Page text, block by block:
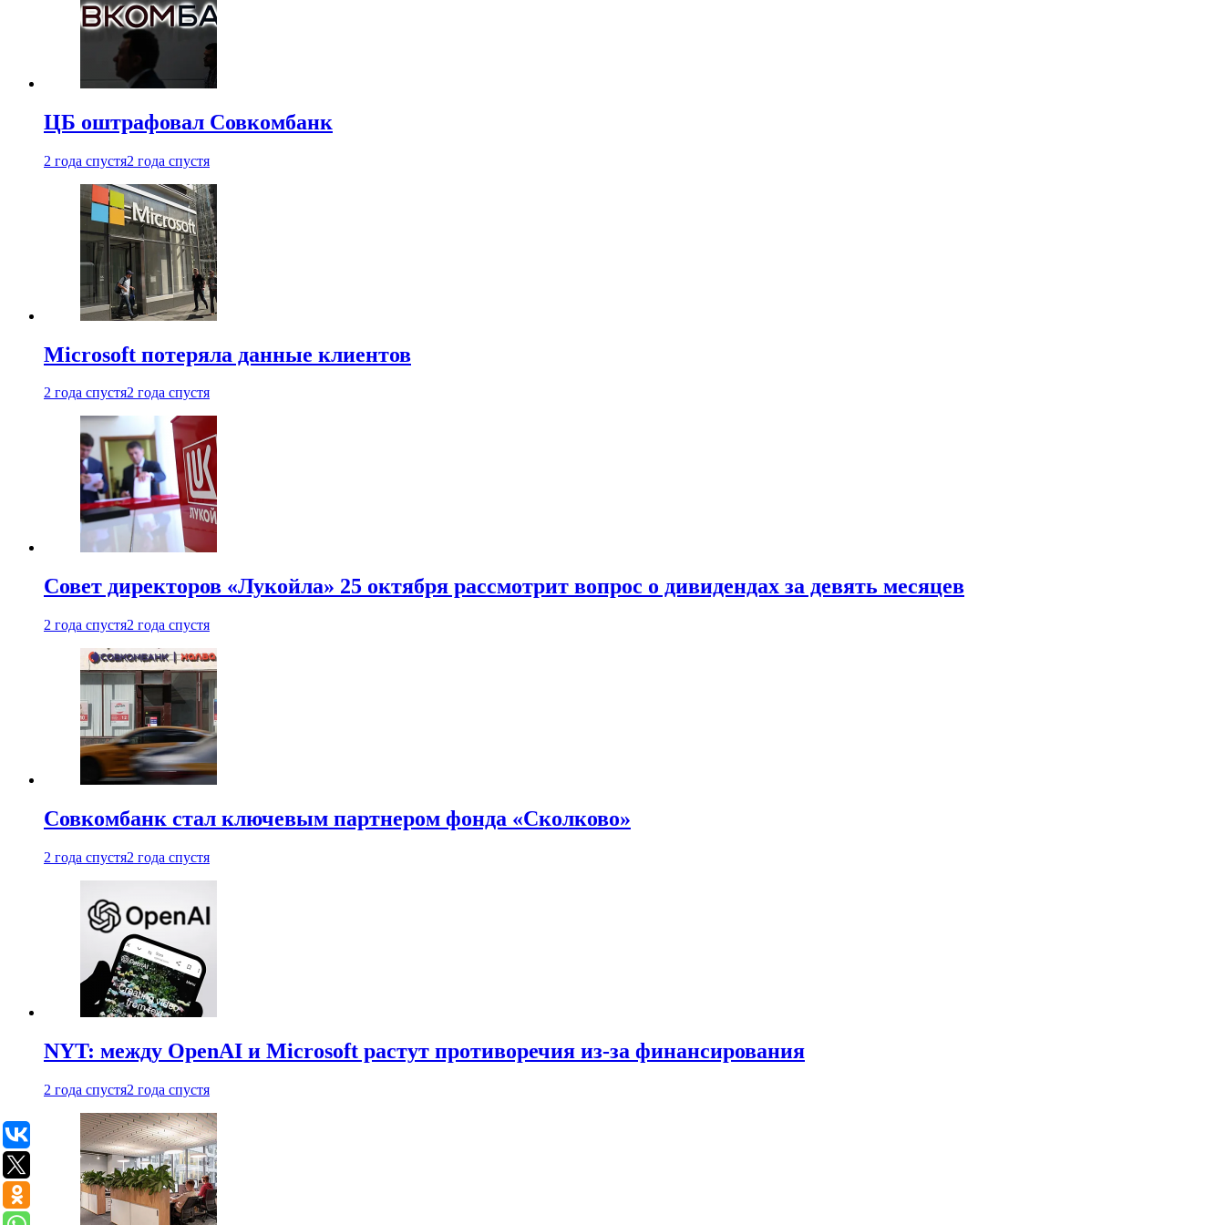
ЦБ оштрафовал Совкомбанк
2 года спустя2 года спустя
Microsoft потеряла данные клиентов
2 года спустя2 года спустя
Совет директоров «Лукойла» 25 октября рассмотрит вопрос о дивидендах за девять месяцев
2 года спустя2 года спустя
Совкомбанк стал ключевым партнером фонда «Сколково»
2 года спустя2 года спустя
NYT: между OpenAI и Microsoft растут противоречия из-за финансирования
2 года спустя2 года спустя